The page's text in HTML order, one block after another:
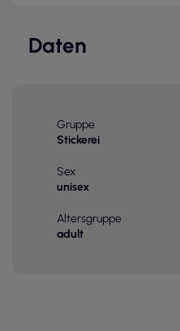
Daten
Gruppe
Stickerei
Sex
unisex
Altersgruppe
adult